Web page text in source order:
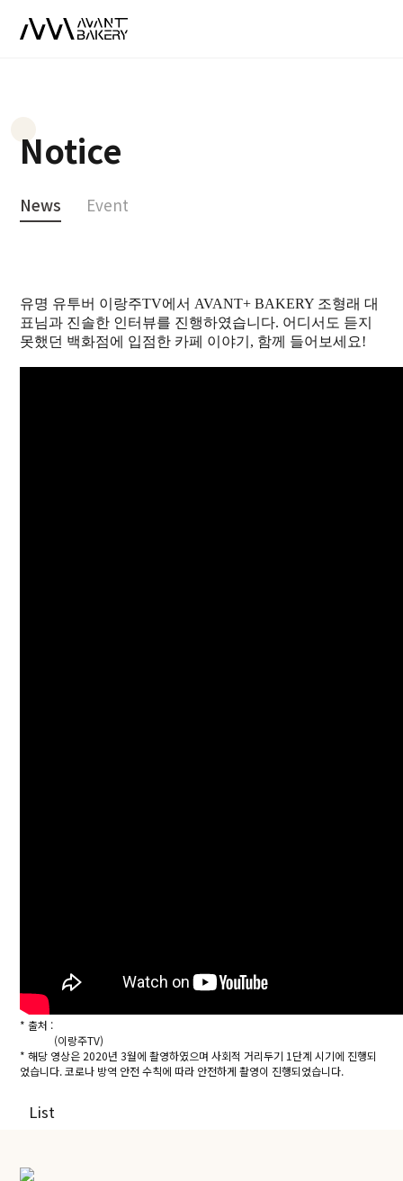
Notice
News Event
유명 유투버 이랑주TV에서 AVANT+ BAKERY 조형래 대
표님과 진솔한 인터뷰를 진행하였습니다. 어디서도 듣지
못했던 백화점에 입점한 카페 이야기, 함께 들어보세요!
* 출처 :
(이랑주TV)
* 해당 영상은 2020년 3월에 촬영하였으며 사회적 거리두기 1단계 시기에 진행되
었습니다. 코로나 방역 안전 수칙에 따라 안전하게 촬영이 진행되었습니다.
List